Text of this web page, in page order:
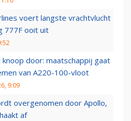
voert langste vrachtvlucht
777F ooit uit
knoop door: maatschappij gaat
van A220-100-vloot
9:09
overgenomen door Apollo,
af